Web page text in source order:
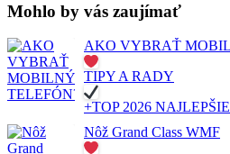
Mohlo by vás zaujímať
AKO VYBRAŤ
TIPY A RADY
+TOP 2026
Nôž Grand Class WMF